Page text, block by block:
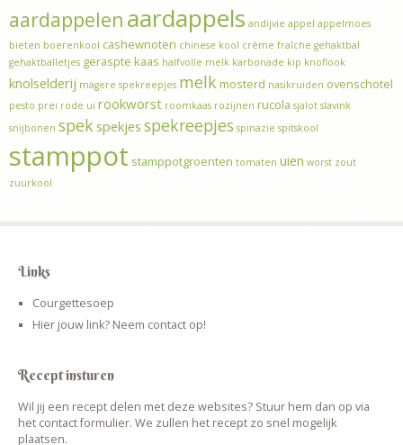
aardappelen aardappels andijvie appel appelmoes
bieten boerenkool cashewnoten chinese kool crème fraîche gehaktbal
gehaktballetjes geraspte kaas halfvolle melk karbonade kip knoflook
knolselderij magere spekreepjes melk mosterd nasikruiden ovenschotel
pesto prei rode ui rookworst roomkaas rozijnen rucola sjalot slavink
snijbonen spek spekjes spekreepjes spinazie spitskool
stamppot stamppotgroenten tomaten uien worst zout
zuurkool
Links
Courgettesoep
Hier jouw link? Neem contact op!
Recept insturen
Wil jij een recept delen met deze websites? Stuur hem dan op via
het contact formulier. We zullen het recept zo snel mogelijk
plaatsen.